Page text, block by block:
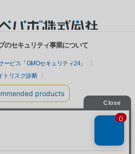
のセキュリティ事業について
ビス「GMOセキュリティ24」
トリスク診断
ト
セキュリティ byイエラエ）